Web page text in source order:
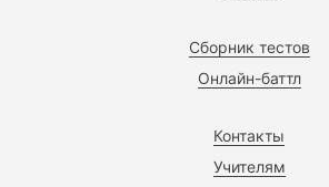
Сборник тестов
Онлайн-баттл
Контакты
Учителям